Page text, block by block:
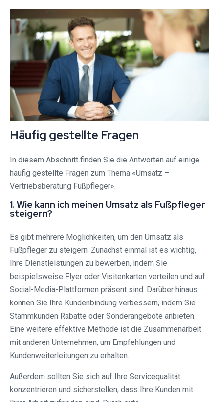
Häufig gestellte Fragen
In diesem Abschnitt finden Sie die Antworten auf einige
häufig gestellte Fragen zum Thema «Umsatz –
Vertriebsberatung Fußpfleger».
1. Wie kann ich meinen Umsatz als Fußpfleger
steigern?
Es gibt mehrere Möglichkeiten, um den Umsatz als
Fußpfleger zu steigern. Zunächst einmal ist es wichtig,
Ihre Dienstleistungen zu bewerben, indem Sie
beispielsweise Flyer oder Visitenkarten verteilen und auf
Social-Media-Plattformen präsent sind. Darüber hinaus
können Sie Ihre Kundenbindung verbessern, indem Sie
Stammkunden Rabatte oder Sonderangebote anbieten.
Eine weitere effektive Methode ist die Zusammenarbeit
mit anderen Unternehmen, um Empfehlungen und
Kundenweiterleitungen zu erhalten.
Außerdem sollten Sie sich auf Ihre Servicequalität
konzentrieren und sicherstellen, dass Ihre Kunden mit